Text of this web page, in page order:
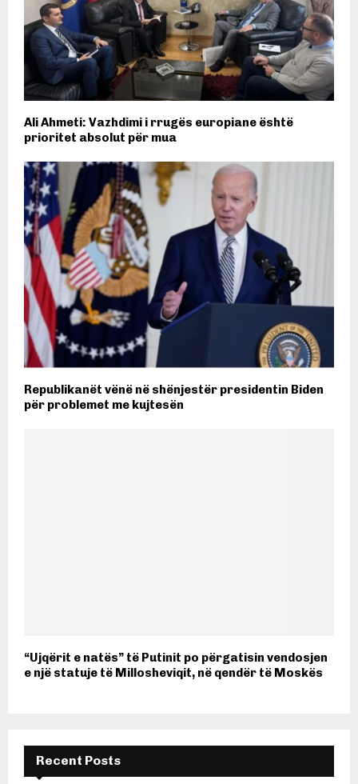
Ali Ahmeti: Vazhdimi i rrugës europiane është
prioritet absolut për mua
Republikanët vënë në shënjestër presidentin Biden
për problemet me kujtesën
“Ujqërit e natës” të Putinit po përgatisin vendosjen
e një statuje të Millosheviqit, në qendër të Moskës
Recent Posts